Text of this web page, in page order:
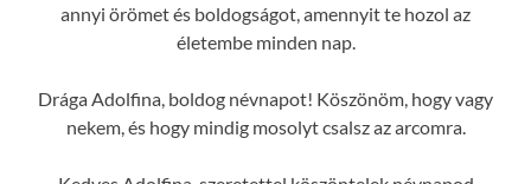
annyi örömet és boldogságot, amennyit te hozol az
életembe minden nap.
Drága Adolfina, boldog névnapot! Köszönöm, hogy vagy
nekem, és hogy mindig mosolyt csalsz az arcomra.